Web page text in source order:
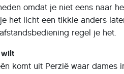
omdat je niet eens naar
het licht een tikkie anders
regel je het.
komt uit Perzië waar dames